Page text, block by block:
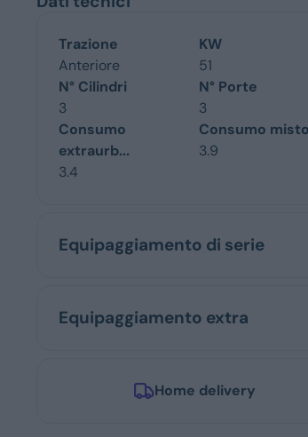
Trazione
Anteriore
KW
51
N° Cilindri
3
N° Porte
3
Consumo
extraurb...
3.4
Consumo misto
3.9
Equipaggiamento di serie
Equipaggiamento extra
Home delivery